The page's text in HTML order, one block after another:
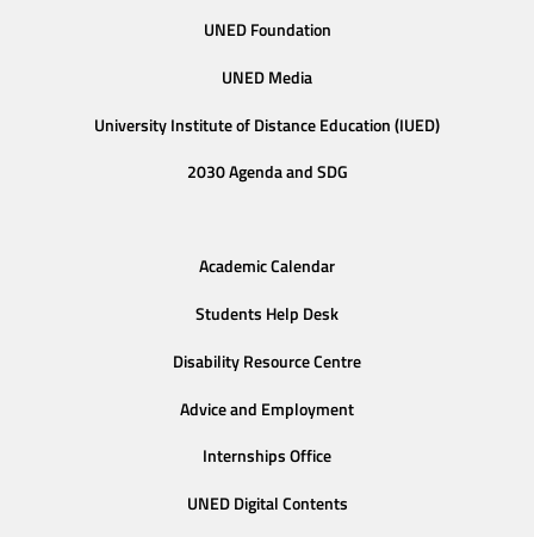
UNED Foundation
UNED Media
University Institute of Distance Education (IUED)
2030 Agenda and SDG
Academic Calendar
Students Help Desk
Disability Resource Centre
Advice and Employment
Internships Office
UNED Digital Contents